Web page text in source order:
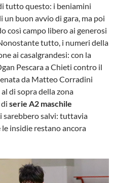
tutto questo: i beniamini
buon avvio di gara, ma poi
così campo libero ai generosi
tutto, i numeri della
ai casalgrandesi: con la
Pescara a Chieti contro il
da Matteo Corradini
di sopra della zona
serie A2 maschile
sarebbero salvi: tuttavia
insidie restano ancora